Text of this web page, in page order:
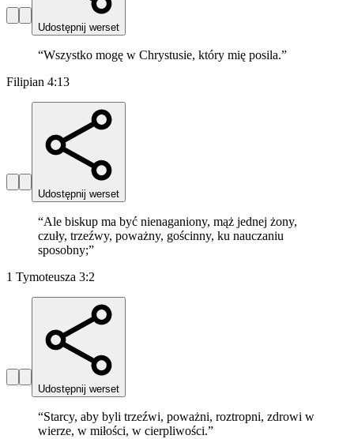
Udostępnij werset
“Wszystko mogę w Chrystusie, który mię posila.”
Filipian 4:13
Udostępnij werset
“Ale biskup ma być nienaganiony, mąż jednej żony,
czuły, trzeźwy, poważny, gościnny, ku nauczaniu
sposobny;”
1 Tymoteusza 3:2
Udostępnij werset
“Starcy, aby byli trzeźwi, poważni, roztropni, zdrowi w
wierze, w miłości, w cierpliwości.”